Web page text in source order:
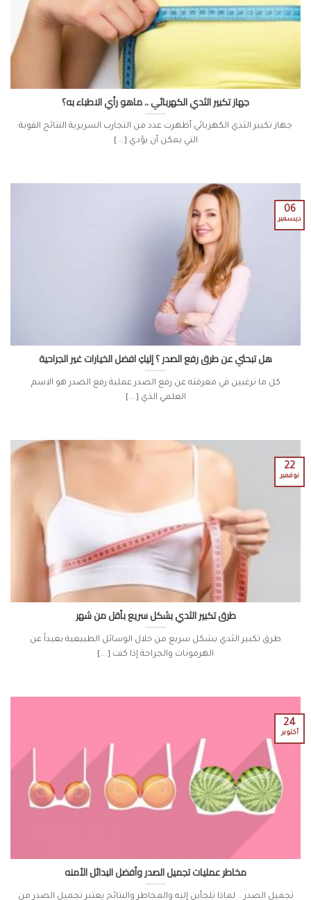
جهاز تكبير الثدي الكهربائي .. ماهو رأي الاطباء به؟
جهاز تكبير الثدي الكهربائي أظهرت عدد من التجارب السريرية النتائج القوية
التي يمكن أن يؤدي [...]
هل تبحثي عن طرق رفع الصدر ؟ إليكِ افضل الخيارات غير الجراحية
كل ما ترغبين في معرفته عن رفع الصدر عملية رفع الصدر هو الاسم
العلمي الذي [...]
06
ديسمبر
طرق تكبير الثدي بشكل سريع بأقل من شهر
طرق تكبير الثدي بشكل سريع من خلال الوسائل الطبيعية بعيداً عن
الهرمونات والجراحة إذا كنت [...]
22
نوفمبر
مخاطر عمليات تجميل الصدر وأفضل البدائل الأمنه
تجميل الصدر .. لماذا تلجأين إليه والمخاطر والنتائج يعتبر تجميل الصدر من
24
أكتوبر